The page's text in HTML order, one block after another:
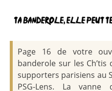
Page 16 de votre
banderole sur les Ch’tis
supporters parisiens au
PSG-Lens. La vanne